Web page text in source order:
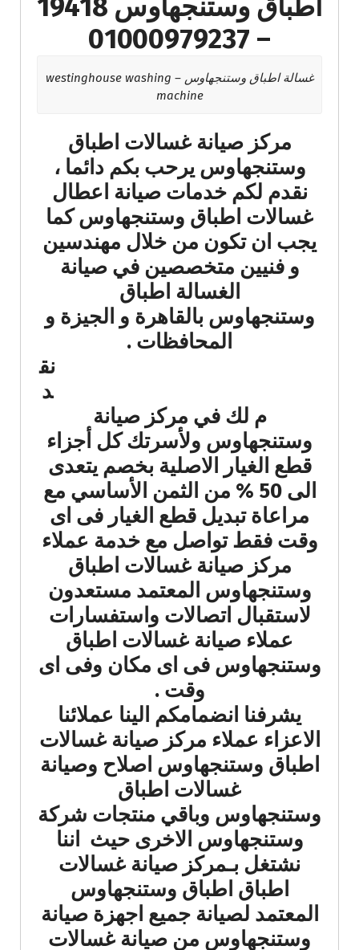
اطباق وستنجهاوس 19418
– 01000979237
غسالة اطباق وستنجهاوس – westinghouse washing
machine
مركز صيانة غسالات اطباق
وستنجهاوس يرحب بكم دائما ،
نقدم لكم خدمات صيانة اعطال
غسالات اطباق وستنجهاوس كما
يجب ان تكون من خلال مهندسين
و فنيين متخصصين في صيانة
الغسالة اطباق
وستنجهاوس بالقاهرة و الجيزة و
المحافظات .
نق
د
م لك في مركز صيانة
وستنجهاوس ولأسرتك كل أجزاء
قطع الغيار الاصلية بخصم يتعدى
الى 50 % من الثمن الأساسي مع
مراعاة تبديل قطع الغيار فى اى
وقت فقط تواصل مع خدمة عملاء
مركز صيانة غسالات اطباق
وستنجهاوس المعتمد مستعدون
لاستقبال اتصالات واستفسارات
عملاء صيانة غسالات اطباق
وستنجهاوس فى اى مكان وفى اى
وقت .
يشرفنا انضمامكم الينا عملائنا
الاعزاء عملاء مركز صيانة غسالات
اطباق وستنجهاوس اصلاح وصيانة
غسالات اطباق
وستنجهاوس وباقي منتجات شركة
وستنجهاوس الاخرى حيث اننا
نشتغل بـمركز صيانة غسالات
اطباق اطباق وستنجهاوس
المعتمد لصيانة جميع اجهزة صيانة
وستنجهاوس من صيانة غسالات